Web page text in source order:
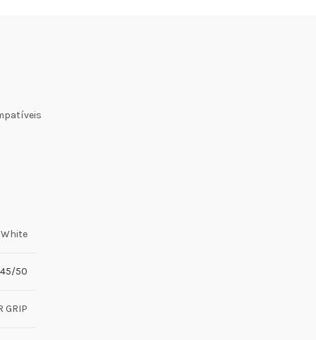
45/50
GRIP